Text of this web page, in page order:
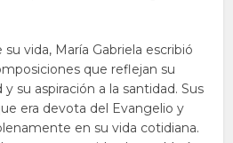
vida, María Gabriela escribió
que reflejan su
su aspiración a la santidad. Sus
era devota del Evangelio y
en su vida cotidiana.